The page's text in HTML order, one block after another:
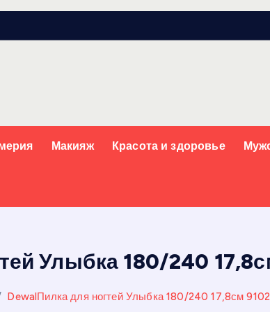
Макияж Красота и здоровье
Улыбка 180/240
DewalПилка для ногтей Улыбка 180/240 17,8см